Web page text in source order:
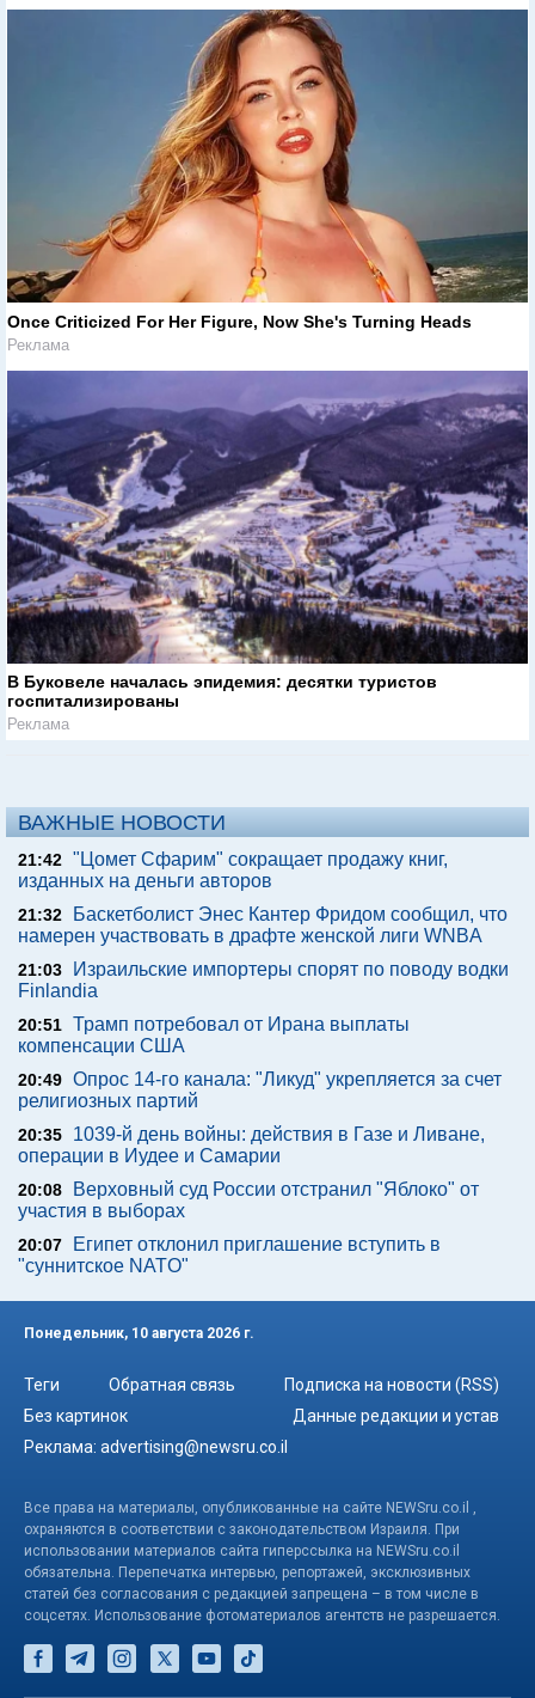
Once Criticized For Her Figure, Now She's Turning Heads
Реклама
В Буковеле началась эпидемия: десятки туристов
госпитализированы
Реклама
ВАЖНЫЕ НОВОСТИ
21:42 "Цомет Сфарим" сокращает продажу книг,
изданных на деньги авторов
21:32
Баскетболист Энес Кантер Фридом сообщил, что
намерен участвовать в драфте женской лиги WNBA
21:03
Израильские импортеры спорят по поводу водки
Finlandia
20:51 Трамп потребовал от Ирана выплаты
компенсации США
20:49 Опрос 14-го канала: "Ликуд" укрепляется за счет
религиозных партий
20:35
1039-й день войны: действия в Газе и Ливане,
операции в Иудее и Самарии
20:08
Верховный суд России отстранил "Яблоко" от
участия в выборах
20:07
Египет отклонил приглашение вступить в
"суннитское NATO"
Понедельник, 10 августа 2026 г.
Теги Обратная связь
Подписка на новости (RSS)
Без картинок
Данные редакции и устав
Реклама: advertising@newsru.co.il
Все права на материалы, опубликованные на сайте NEWSru.co.il ,
охраняются в соответствии с законодательством Израиля. При
использовании материалов сайта гиперссылка на NEWSru.co.il
обязательна. Перепечатка интервью, репортажей, эксклюзивных
статей без согласования с редакцией запрещена – в том числе в
соцсетях. Использование фотоматериалов агентств не разрешается.